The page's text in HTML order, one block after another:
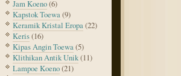
Jam Koeno(6)
Kapstok Toewa (9)
Keramik Kristal Eropa (22)
Keris(16)
Kipas Angin Toewa (5)
Klithikan Antik Unik(11)
Lampoe Koeno(21)